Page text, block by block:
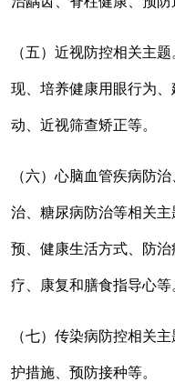
（五）近视防控相关主
现、培养健康用眼行为
动、近视筛查矫正等。
（六）心脑血管疾病防
治、糖尿病防治等相关
预、健康生活方式、防
疗、康复和膳食指导心等
（七）传染病防控相关
护措施、预防接种等。